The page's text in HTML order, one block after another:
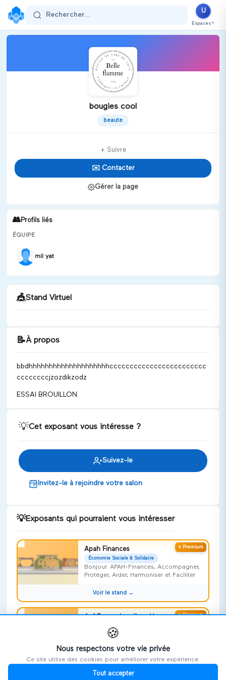
Rechercher...
U
Espaces ▼
bougies cool
beaute
+ Suivre
✉️ Contacter
Gérer la page
👥Profils liés
ÉQUIPE
mil yat
🎪Stand Virtuel
Discuter
📝À propos
bbdhhhhhhhhhhhhhhhhhhhhcccccccccccccccccccccccc
ccccccccjzozdikzodz
ESSAI BROUILLON
💡Cet exposant vous intéresse ?
Suivez-le
Invitez-le à rejoindre votre salon
💡Exposants qui pourraient vous intéresser
⭐ Premium
Apah Finances
Économie Sociale & Solidaire
Bonjour. APAH-Finances, Accompagner,
Protéger, Aider, Harmoniser et Faciliter
Voir le stand →
⭐ Premium
Apf France handicap Vosges
Risquer l'impossible !
Voir le stand →
Repideodat
🍪
Nous respectons votre vie privée
Ce site utilise des cookies pour améliorer votre expérience.
Tout accepter